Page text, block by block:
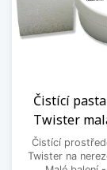
Čistící
Twister
Čistící
Twister na